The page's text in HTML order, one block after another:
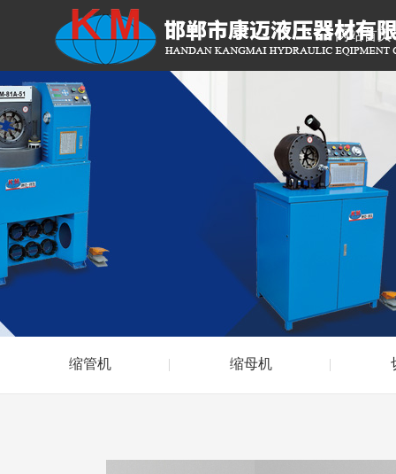
网站首页
缩管机 缩母机